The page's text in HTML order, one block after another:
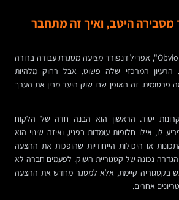
מסבירה היטב, ואיך זה מתחבר
בספרה "Obviously Awesome", אפריל דנפורד מציעה מסגרת עבודה ברורה
הרעיון המרכזי שלה פשוט, אבל רחוק מלהיות
פרסומית. זה האופן שבו שוק היעד מבין את הערך
יסוד. הראשון הוא הבנה חדה של הלקוח
לו, אילו חלופות עומדות בפניו, ואיזה שינוי הוא
או היכולות הייחודיות שהופכות את ההצעה
נכונה של קטגוריית השוק. לפעמים חברה לא
בקטגוריה קיימת, אלא למסגר מחדש את ההצעה
אחרים.